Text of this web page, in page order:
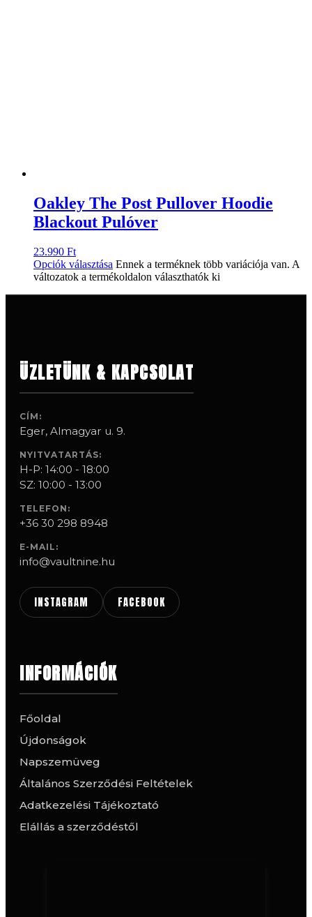
Oakley The Post Pullover Hoodie
Blackout Pulóver
23.990 Ft
Opciók választása Ennek a terméknek több variációja van. A
változatok a termékoldalon választhatók ki
ÜZLETÜNK & KAPCSOLAT
CÍM:
Eger, Almagyar u. 9.
NYITVATARTÁS:
H-P: 14:00 - 18:00
SZ: 10:00 - 13:00
TELEFON:
+36 30 298 8948
E-MAIL:
info@vaultnine.hu
INSTAGRAM FACEBOOK
INFORMÁCIÓK
Főoldal
Újdonságok
Napszemüveg
Általános Szerződési Feltételek
Adatkezelési Tájékoztató
Elállás a szerződéstől